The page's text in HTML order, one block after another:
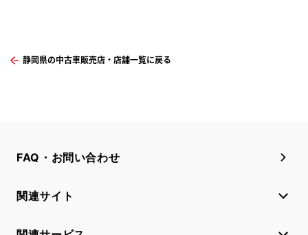
静岡県の中古車販売店・店舗一覧に戻る
FAQ・お問い合わせ
関連サイト